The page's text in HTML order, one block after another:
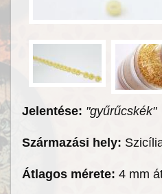
Jelentése: "gyűrűcskék"
Származási hely:
Átlagos mérete: 4 mm